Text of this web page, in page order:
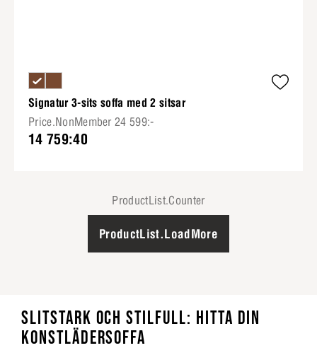
Signatur 3-sits soffa med 2 sitsar
Price.NonMember 24 599:-
14 759:40
ProductList.Counter
ProductList.LoadMore
SLITSTARK OCH STILFULL: HITTA DIN
KONSTLÄDERSOFFA